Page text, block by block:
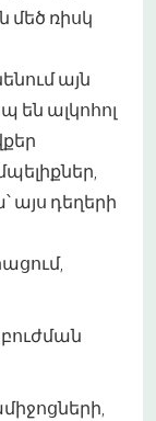
մեծ ռիսկ
այն
են ալկոհոլ
դեղերի